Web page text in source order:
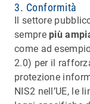
3. Conformità
Il settore
sempre più
come ad
2.0) per il
protezione
NIS2 nell’UE, le